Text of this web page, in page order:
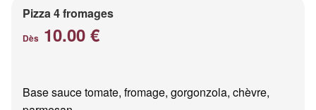
Pizza 4 fromages
Dès 10.00 €
Base sauce tomate, fromage, gorgonzola, chèvre,